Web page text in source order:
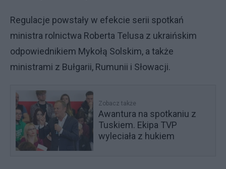
Regulacje powstały w efekcie serii spotkań
ministra rolnictwa Roberta Telusa z ukraińskim
odpowiednikiem Mykołą Solskim, a także
ministrami z Bułgarii, Rumunii i Słowacji.
Zobacz także
Awantura na spotkaniu z
Tuskiem. Ekipa TVP
wyleciała z hukiem